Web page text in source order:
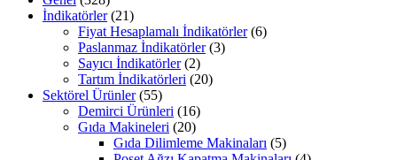
İndikatörler (21)
Fiyat Hesaplamalı İndikatörler (6)
Paslanmaz İndikatörler (3)
Sayıcı İndikatörler (2)
Tartım İndikatörleri (20)
Sektörel Ürünler (55)
Demirci Ürünleri (16)
Gıda Makineleri (20)
Gıda Dilimleme Makinaları (5)